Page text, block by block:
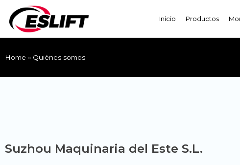
Inicio Productos
Home » Quiénes somos
Suzhou Maquinaria del Este S.L.